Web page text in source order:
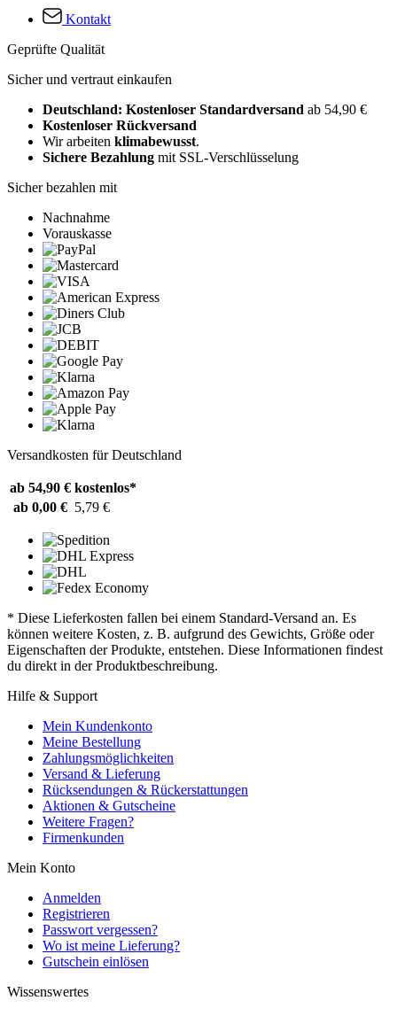
Kontakt
Geprüfte Qualität
Sicher und vertraut einkaufen
Deutschland: Kostenloser Standardversand ab 54,90 €
Kostenloser Rückversand
Wir arbeiten klimabewusst.
Sichere Bezahlung mit SSL-Verschlüsselung
Sicher bezahlen mit
Nachnahme
Vorauskasse
Versandkosten für Deutschland
ab 54,90 € kostenlos*
ab 0,00 € 5,79 €
* Diese Lieferkosten fallen bei einem Standard-Versand an. Es
können weitere Kosten, z. B. aufgrund des Gewichts, Größe oder
Eigenschaften der Produkte, entstehen. Diese Informationen findest
du direkt in der Produktbeschreibung.
Hilfe & Support
Mein Kundenkonto
Meine Bestellung
Zahlungsmöglichkeiten
Versand & Lieferung
Rücksendungen & Rückerstattungen
Aktionen & Gutscheine
Weitere Fragen?
Firmenkunden
Mein Konto
Anmelden
Registrieren
Passwort vergessen?
Wo ist meine Lieferung?
Gutschein einlösen
Wissenswertes